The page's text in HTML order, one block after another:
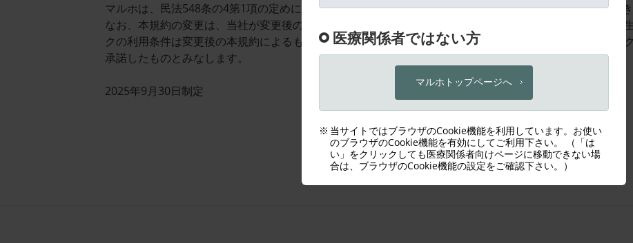
マルホは、民法548条の4第1項の定めに従い、必要に応じて本規約の内容を随時任意に変更することができ
なお、本規約の変更は、当社が変更後の本規約をマルホウェブサイト等に掲載した時点で、その効力が発
クの利用条件は変更後の本規約によるものとします。利用者が、本規約変更後も継続して本デジタルブッ
承諾したものとみなします。
2025年9月30日制定
閉じる